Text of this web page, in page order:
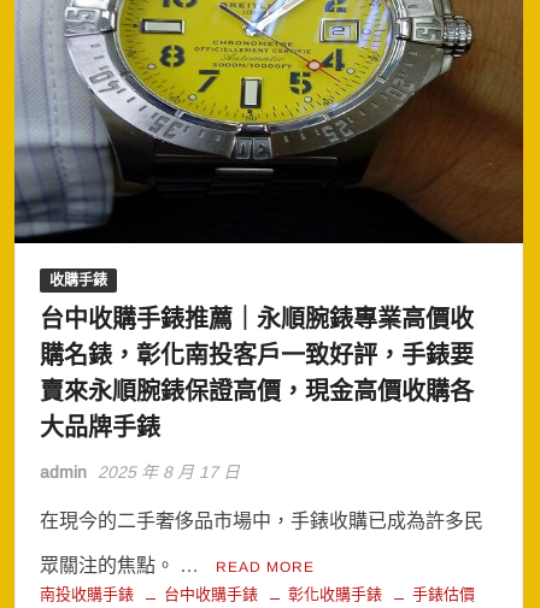
收購手錶
台中收購手錶推薦｜永順腕錶專業高價收
購名錶，彰化南投客戶一致好評，手錶要
賣來永順腕錶保證高價，現金高價收購各
大品牌手錶
admin 2025 年 8 月 17 日
在現今的二手奢侈品市場中，手錶收購已成為許多民
眾關注的焦點。 … READ MORE
南投收購手錶 台中收購手錶 彰化收購手錶
手錶估價